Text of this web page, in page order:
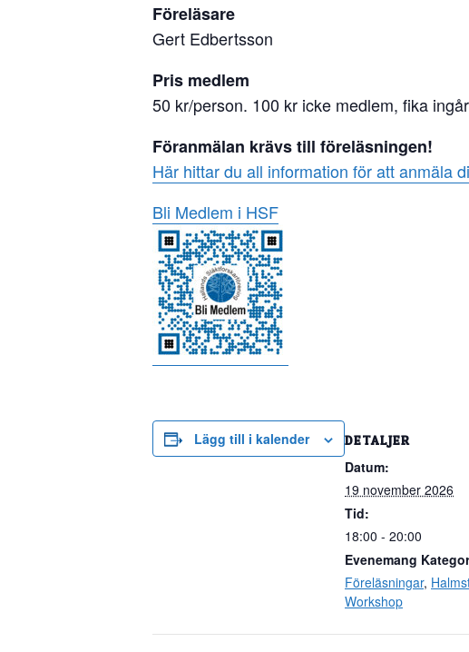
Föreläsare
Gert Edbertsson
Pris medlem
50 kr/person. 100 kr icke medlem, fika ingår
Föranmälan krävs till föreläsningen!
Här hittar du all information för att anmäla
Bli Medlem i HSF
Lägg till i kalender DETALJER
Datum:
19 november 2026
Tid:
18:00 - 20:00
Evenemang
Föreläsningar,
Workshop